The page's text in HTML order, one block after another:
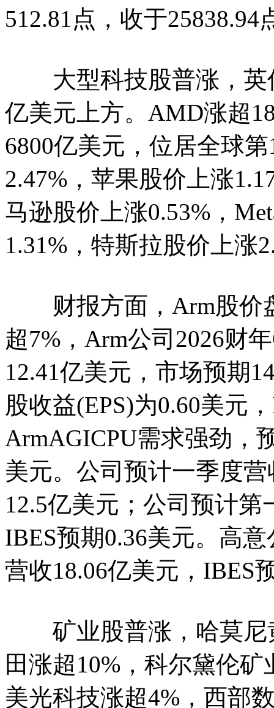
512.81点，收于25838.94
大型科技股普涨，英
亿美元上方。AMD涨超
6800亿美元，位居全球
2.47%，苹果股价上涨
马逊股价上涨0.53%，
1.31%，特斯拉股价上涨
财报方面，Arm股价
超7%，Arm公司2026财
12.41亿美元，市场预期
股收益(EPS)为0.60美元
ArmAGICPU需求强劲，
美元。公司预计一季度
12.5亿美元；公司预计第
IBES预期0.36美元。高
营收18.06亿美元，IBES
矿业股普涨，哈莫尼
田涨超10%，科尔黛伦
美光科技涨超4%，西部